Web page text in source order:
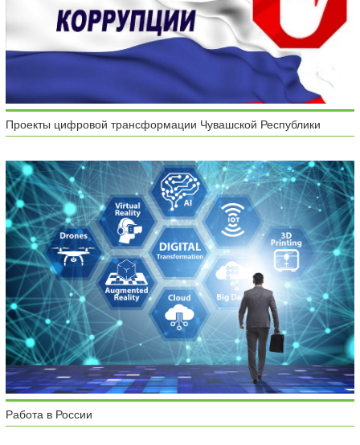
Проекты цифровой трансформации Чувашской Республики
Работа в России